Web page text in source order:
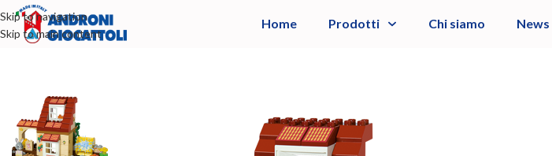
Skip to navigation
Skip to main content
Home Prodotti Chi siamo News